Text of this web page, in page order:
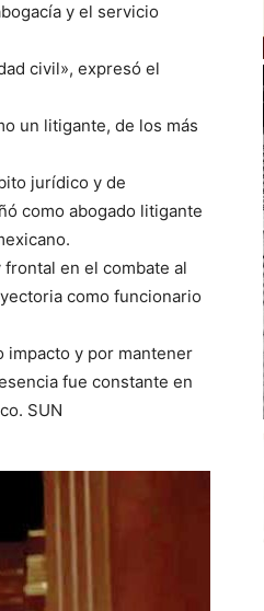
y el servicio
civil», expresó el
un litigante, de los más
jurídico y de
como abogado litigante
en el combate al
como funcionario
impacto y por mantener
fue constante en
SUN